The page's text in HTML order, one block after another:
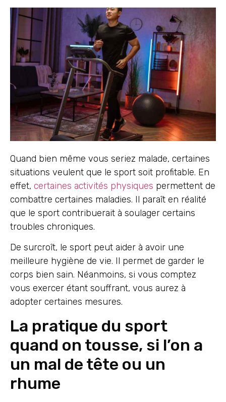
Quand bien même vous seriez malade, certaines
situations veulent que le sport soit profitable. En
effet, certaines activités physiques permettent de
combattre certaines maladies. Il paraît en réalité
que le sport contribuerait à soulager certains
troubles chroniques.
De surcroît, le sport peut aider à avoir une
meilleure hygiène de vie. Il permet de garder le
corps bien sain. Néanmoins, si vous comptez
vous exercer étant souffrant, vous aurez à
adopter certaines mesures.
La pratique du sport
quand on tousse, si l’on a
un mal de tête ou un
rhume